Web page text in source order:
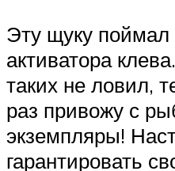
Эту щуку
активатора
таких не ловил,
раз привожу с
экземпляры!
гарантировать